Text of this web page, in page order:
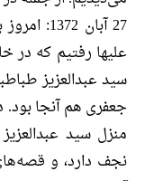
27 آبان
علیها رفتیم که در
سید عبدالعزیز
جعفری هم آنجا بود.
منزل سید
نجف دارد، و